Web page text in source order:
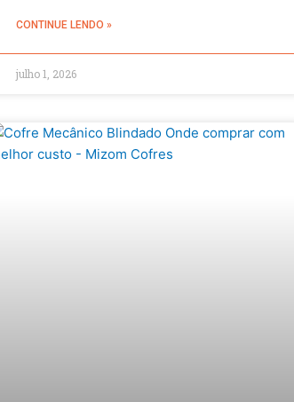
CONTINUE LENDO »
julho 1, 2026